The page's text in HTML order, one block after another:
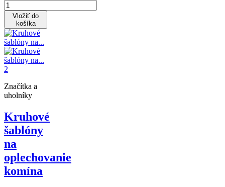
Vložiť do
košíka
Značítka a
uholníky
Kruhové
šablóny
na
oplechovanie
komína